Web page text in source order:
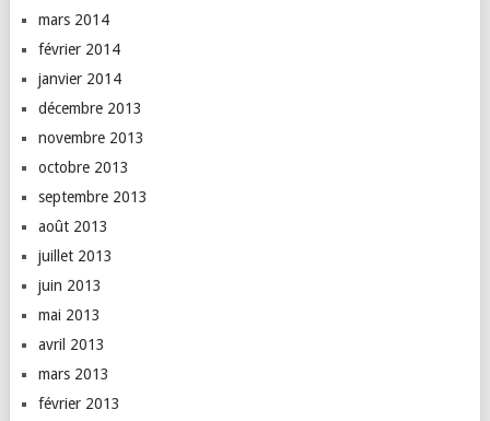
mars 2014
février 2014
janvier 2014
décembre 2013
novembre 2013
octobre 2013
septembre 2013
août 2013
juillet 2013
juin 2013
mai 2013
avril 2013
mars 2013
février 2013